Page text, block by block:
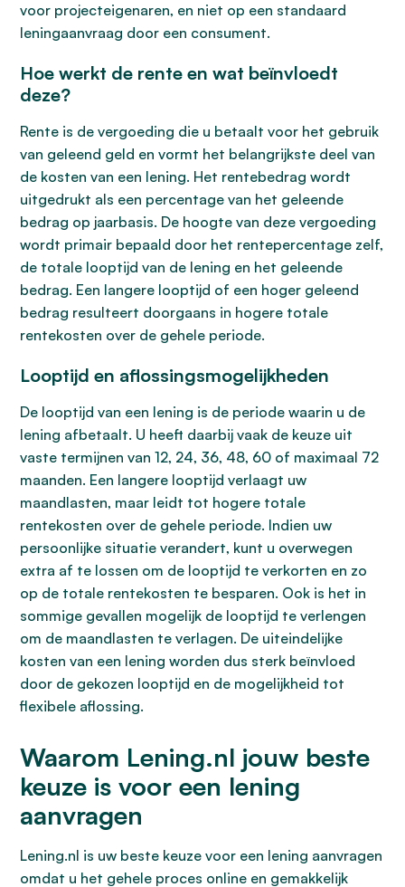
voor projecteigenaren, en niet op een standaard
leningaanvraag door een consument.
Hoe werkt de rente en wat beïnvloedt
deze?
Rente is de vergoeding die u betaalt voor het gebruik
van geleend geld en vormt het belangrijkste deel van
de kosten van een lening. Het rentebedrag wordt
uitgedrukt als een percentage van het geleende
bedrag op jaarbasis. De hoogte van deze vergoeding
wordt primair bepaald door het rentepercentage zelf,
de totale looptijd van de lening en het geleende
bedrag. Een langere looptijd of een hoger geleend
bedrag resulteert doorgaans in hogere totale
rentekosten over de gehele periode.
Looptijd en aflossingsmogelijkheden
De looptijd van een lening is de periode waarin u de
lening afbetaalt. U heeft daarbij vaak de keuze uit
vaste termijnen van 12, 24, 36, 48, 60 of maximaal 72
maanden. Een langere looptijd verlaagt uw
maandlasten, maar leidt tot hogere totale
rentekosten over de gehele periode. Indien uw
persoonlijke situatie verandert, kunt u overwegen
extra af te lossen om de looptijd te verkorten en zo
op de totale rentekosten te besparen. Ook is het in
sommige gevallen mogelijk de looptijd te verlengen
om de maandlasten te verlagen. De uiteindelijke
kosten van een lening worden dus sterk beïnvloed
door de gekozen looptijd en de mogelijkheid tot
flexibele aflossing.
Waarom Lening.nl jouw beste
keuze is voor een lening
aanvragen
Lening.nl is uw beste keuze voor een lening aanvragen
omdat u het gehele proces online en gemakkelijk